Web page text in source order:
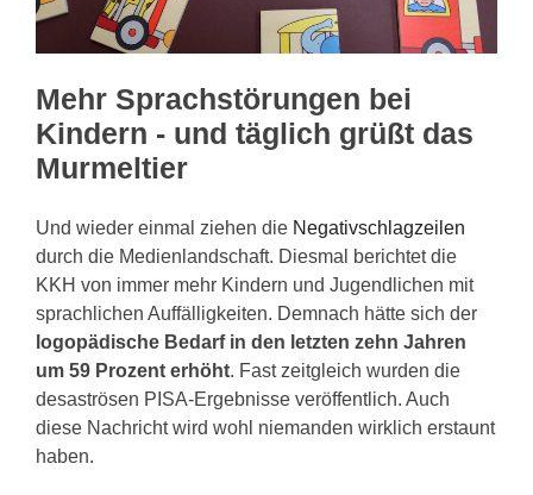
Mehr Sprachstörungen bei
Kindern - und täglich grüßt das
Murmeltier
Und wieder einmal ziehen die Negativschlagzeilen
durch die Medienlandschaft. Diesmal berichtet die
KKH von immer mehr Kindern und Jugendlichen mit
sprachlichen Auffälligkeiten. Demnach hätte sich der
logopädische Bedarf in den letzten zehn Jahren
um 59 Prozent erhöht. Fast zeitgleich wurden die
desaströsen PISA-Ergebnisse veröffentlich. Auch
diese Nachricht wird wohl niemanden wirklich erstaunt
haben.